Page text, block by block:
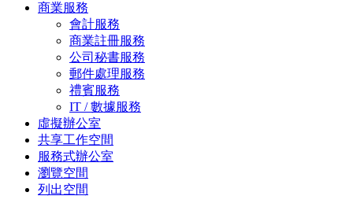
商業服務
會計服務
商業註冊服務
公司秘書服務
郵件處理服務
禮賓服務
IT / 數據服務
虛擬辦公室
共享工作空間
服務式辦公室
瀏覽空間
列出空間